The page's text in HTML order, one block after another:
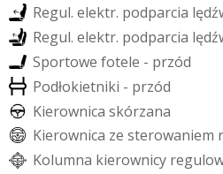
Regul. elektr. podparcia lędź
Regul. elektr. podparcia lędź
Sportowe fotele - przód
Podłokietniki - przód
Kierownica skórzana
Kierownica ze sterowaniem r
Kolumna kierownicy regulo